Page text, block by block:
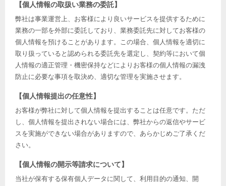
【個人情報の取扱い業務の委託】
弊社は事業運営上、お客様により良いサービスを提供するために
業務の一部を外部に委託しており、業務委託先に対してお客様の
個人情報を預けることがあります。この場合、個人情報を適切に
取り扱っていると認められる委託先を選定し、契約等において個
人情報の適正管理・機密保持などによりお客様の個人情報の漏洩
防止に必要な事項を取決め、適切な管理を実施させます。
【個人情報提出の任意性】
お客様が弊社に対して個人情報を提出することは任意です。ただ
し、個人情報を提出されない場合には、弊社からの返信やサービ
スを実施ができない場合がありますので、あらかじめご了承くだ
さい。
【個人情報の開示等請求について】
当社が保有する保有個人データに関して、利用目的の通知、開